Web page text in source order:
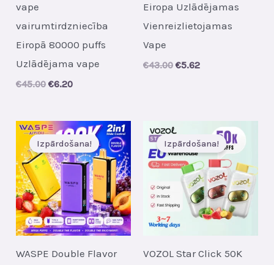
vape
vairumtirdzniecība
Eiropā 80000 puffs
Uzlādējama vape
€45.00 Original
€45.00.
€6.20Current
€6.20.
Eiropa Uzlādējamas
Vienreizlietojamas
Vape
€43.00 Original
€5.62Current
Izpārdošana!
WASPE Double Flavor
Izpārdošana!
VOZOL Star Click 50K